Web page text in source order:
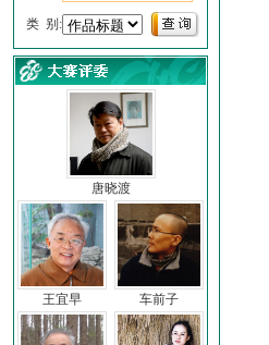
类 别:
唐晓渡
王宜早 车前子